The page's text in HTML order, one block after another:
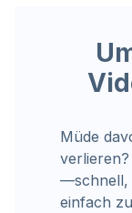
Müde
—schnell,
einfach